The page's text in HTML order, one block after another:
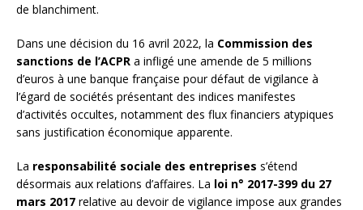
de blanchiment.
Dans une décision du 16 avril 2022, la Commission des
sanctions de l’ACPR a infligé une amende de 5 millions
d’euros à une banque française pour défaut de vigilance à
l’égard de sociétés présentant des indices manifestes
d’activités occultes, notamment des flux financiers atypiques
sans justification économique apparente.
La responsabilité sociale des entreprises s’étend
désormais aux relations d’affaires. La loi n° 2017-399 du 27
mars 2017 relative au devoir de vigilance impose aux grandes